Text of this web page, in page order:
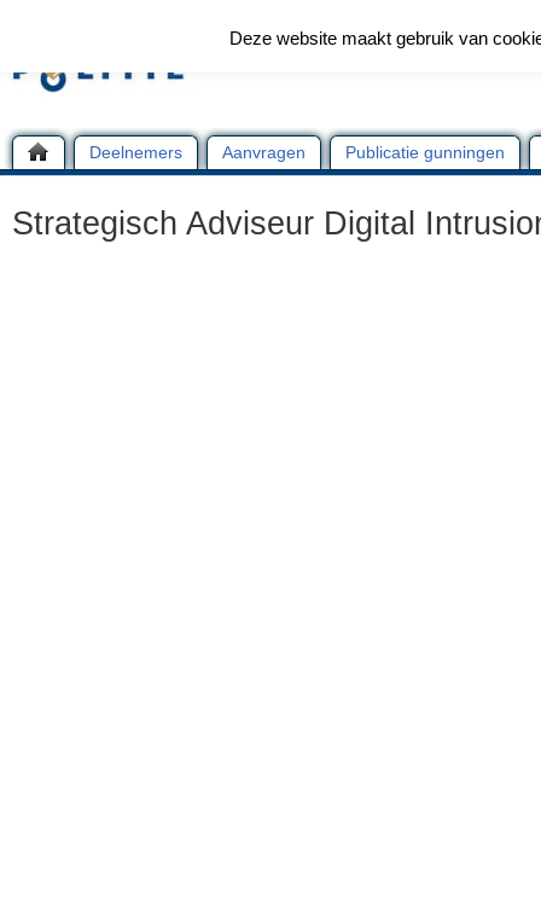
Deelnemers Aanvragen Publicatie gunningen
Strategisch Adviseur Digital
Deze website maakt gebruik van